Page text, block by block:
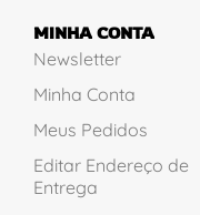
MINHA CONTA
Newsletter
Minha Conta
Meus Pedidos
Editar Endereço de
Entrega